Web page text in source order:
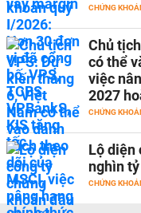
CHỨNG
Chủ
có thể
việc
2027
CHỨNG
Lộ diện
nghìn
CHỨNG